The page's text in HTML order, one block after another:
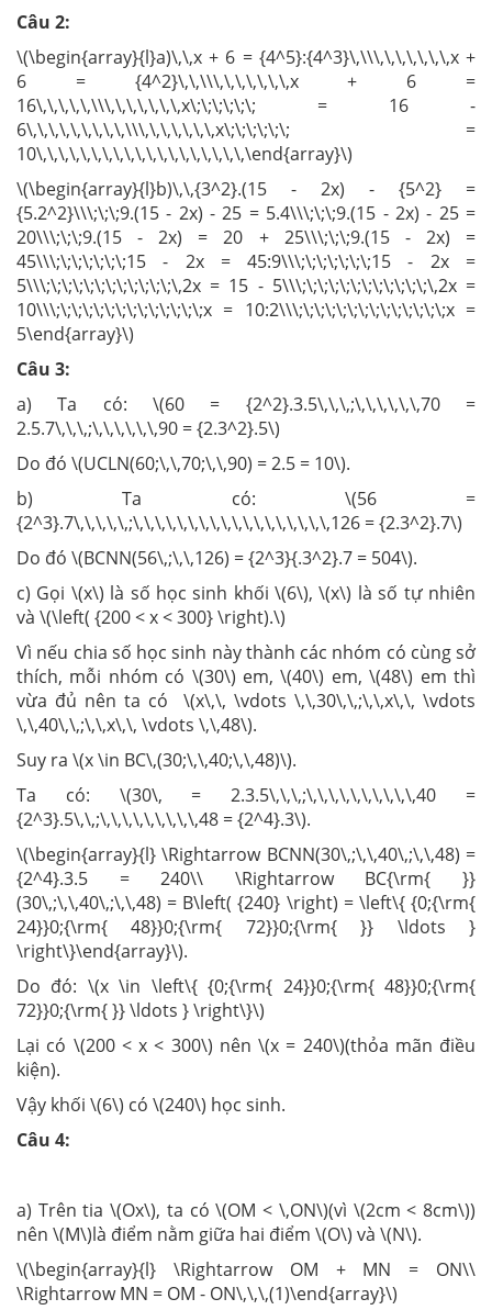
Câu 2:
\(\begin{array}{l}a)\,\,x + 6 = {4^5}:{4^3}\,\\\,\,\,\,\,\,\,x +
6 = {4^2}\,\,\\\,\,\,\,\,\,\,x + 6 =
16\,\,\,\,\,\\\,\,\,\,\,\,\,x\;\;\;\;\;\; = 16 -
6\,\,\,\,\,\,\,\,\,\\\,\,\,\,\,\,\,x\;\;\;\;\;\; =
10\,\,\,\,\,\,\,\,\,\,\,\,\,\,\,\,\,\,\,\end{array}\)
\(\begin{array}{l}b)\,\,{3^2}.(15 - 2x) - {5^2} =
{5.2^2}\\\;\;\;9.(15 - 2x) - 25 = 5.4\\\;\;\;9.(15 - 2x) - 25 =
20\\\;\;\;9.(15 - 2x) = 20 + 25\\\;\;\;9.(15 - 2x) =
45\\\;\;\;\;\;\;\;15 - 2x = 45:9\\\;\;\;\;\;\;\;15 - 2x =
5\\\;\;\;\;\;\;\;\;\;\;\;\;\,2x = 15 - 5\\\;\;\;\;\;\;\;\;\;\;\;\;\,2x =
10\\\;\;\;\;\;\;\;\;\;\;\;\;\;\;x = 10:2\\\;\;\;\;\;\;\;\;\;\;\;\;\;\;x =
5\end{array}\)
Câu 3:
a) Ta có: \(60 = {2^2}.3.5\,\,\,;\,\,\,\,\,\,70 =
2.5.7\,\,\,;\,\,\,\,\,\,90 = {2.3^2}.5\)
Do đó \(UCLN(60;\,\,70;\,\,90) = 2.5 = 10\).
b) Ta có: \(56 =
{2^3}.7\,\,\,\,\,;\,\,\,\,\,\,\,\,\,\,\,\,\,\,\,\,\,\,126 = {2.3^2}.7\)
Do đó \(BCNN(56\,;\,\,126) = {2^3}{.3^2}.7 = 504\).
c) Gọi \(x\) là số học sinh khối \(6\), \(x\) là số tự nhiên
và \(\left( {200 < x < 300} \right).\)
Vì nếu chia số học sinh này thành các nhóm có cùng sở
thích, mỗi nhóm có \(30\) em, \(40\) em, \(48\) em thì
vừa đủ nên ta có \(x\,\, \vdots \,\,30\,\,;\,\,x\,\, \vdots
\,\,40\,\,;\,\,x\,\, \vdots \,\,48\).
Suy ra \(x \in BC\,(30;\,\,40;\,\,48)\).
Ta có: \(30\, = 2.3.5\,\,\,;\,\,\,\,\,\,\,\,\,\,40 =
{2^3}.5\,\,;\,\,\,\,\,\,\,\,\,48 = {2^4}.3\).
\(\begin{array}{l} \Rightarrow BCNN(30\,;\,\,40\,;\,\,48) =
{2^4}.3.5 = 240\\ \Rightarrow BC{\rm{ }}
(30\,;\,\,40\,;\,\,48) = B\left( {240} \right) = \left\{ {0;{\rm{
24}}0;{\rm{ 48}}0;{\rm{ 72}}0;{\rm{ }} \ldots }
\right\}\end{array}\).
Do đó: \(x \in \left\{ {0;{\rm{ 24}}0;{\rm{ 48}}0;{\rm{
72}}0;{\rm{ }} \ldots } \right\}\)
Lại có \(200 < x < 300\) nên \(x = 240\)(thỏa mãn điều
kiện).
Vậy khối \(6\) có \(240\) học sinh.
Câu 4:
a) Trên tia \(Ox\), ta có \(OM < \,ON\)(vì \(2cm < 8cm\))
nên \(M\)là điểm nằm giữa hai điểm \(O\) và \(N\).
\(\begin{array}{l} \Rightarrow OM + MN = ON\\
\Rightarrow MN = OM - ON\,\,\,(1)\end{array}\)